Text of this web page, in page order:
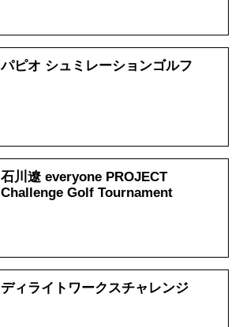
パピオ シュミレーションゴルフ
石川遼 everyone PROJECT
Challenge Golf Tournament
ディライトワークスチャレンジ